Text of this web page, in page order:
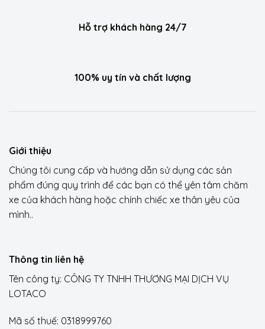
Hỗ trợ khách hàng 24/7
100% uy tín và chất lượng
Giới thiệu
Chúng tôi cung cấp và hướng dẫn sử dụng các sản
phẩm đúng quy trình để các bạn có thể yên tâm chăm
xe của khách hàng hoặc chính chiếc xe thân yêu của
mình..
Thông tin liên hệ
Tên công ty: CÔNG TY TNHH THƯƠNG MẠI DỊCH VỤ
LOTACO
Mã số thuế: 0318999760